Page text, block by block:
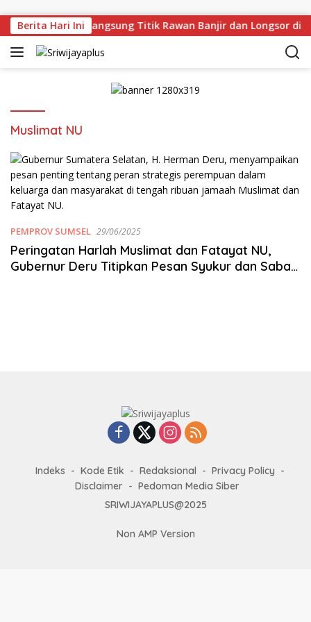
Berita Hari Ini
Deru Tinjau Langsung Titik Rawan Banjir dan Longsor di
Muslimat NU
PEMPROV SUMSEL 29/06/2025
Peringatan Harlah Muslimat dan Fatayat NU,
Gubernur Deru Titipkan Pesan Syukur dan Sabar
Indeks Kode Etik Redaksional
Privacy Policy
Disclaimer
Pedoman Media Siber
SRIWIJAYAPLUS@2025
Non AMP Version